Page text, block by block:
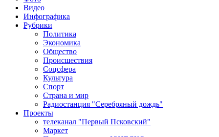
Видео
Инфографика
Рубрики
Политика
Экономика
Общество
Происшествия
Соцсфера
Культура
Спорт
Страна и мир
Радиостанция "Серебряный дождь"
Проекты
телеканал "Первый Псковский"
Маркет